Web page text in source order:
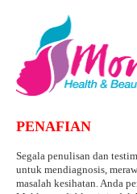
PENAFIAN
Segala penulisan dan
untuk mendiagnosis,
masalah kesihatan. Anda